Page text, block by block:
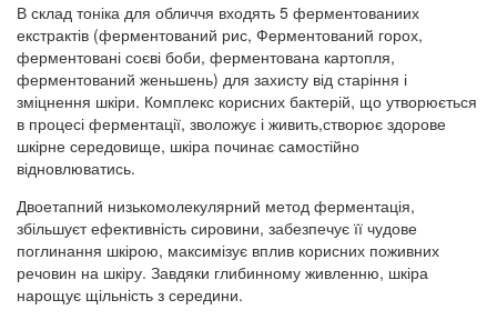
В склад тоніка для обличчя входять 5 ферментованиих
екстрактів (ферментований рис, Ферментований горох,
ферментовані соєві боби, ферментована картопля,
ферментований женьшень) для захисту від старіння і
зміцнення шкіри. Комплекс корисних бактерій, що утворюється
в процесі ферментації, зволожує і живить,створює здорове
шкірне середовище, шкіра починає самостійно
відновлюватись.
Двоетапний низькомолекулярний метод ферментація,
збільшуєт ефективність сировини, забезпечує її чудове
поглинання шкірою, максимізує вплив корисних поживних
речовин на шкіру. Завдяки глибинному живленню, шкіра
нарощує щільність з середини.